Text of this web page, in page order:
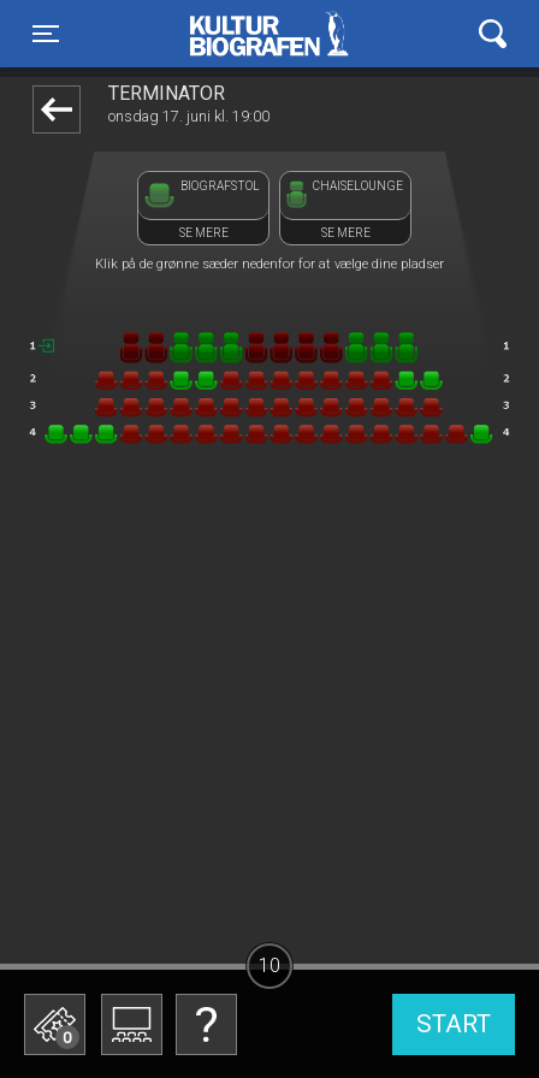
Toggle navigation
Kulturbiografen
TERMINATOR
onsdag 17. juni kl. 19:00
BIOGRAFSTOL
SE MERE
CHAISELOUNGE
SE MERE
Klik på de grønne sæder nedenfor for at vælge dine pladser
0 START
10
1step-front02 053611